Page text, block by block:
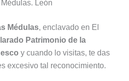
Médulas. León
Médulas, enclavado en El
Patrimonio de la
y cuando lo visitas, te das
excesivo tal reconocimiento.